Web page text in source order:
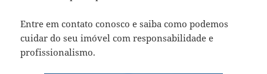
Entre em contato conosco e saiba como podemos
cuidar do seu imóvel com responsabilidade e
profissionalismo.